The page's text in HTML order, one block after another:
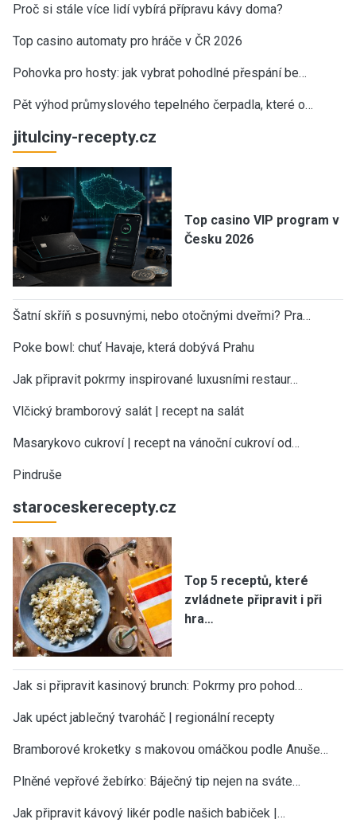
Proč si stále více lidí vybírá přípravu kávy doma?
Top casino automaty pro hráče v ČR 2026
Pohovka pro hosty: jak vybrat pohodlné přespání be…
Pět výhod průmyslového tepelného čerpadla, které o…
jitulciny-recepty.cz
Top casino VIP program v
Česku 2026
Šatní skříň s posuvnými, nebo otočnými dveřmi? Pra…
Poke bowl: chuť Havaje, která dobývá Prahu
Jak připravit pokrmy inspirované luxusními restaur…
Vlčický bramborový salát | recept na salát
Masarykovo cukroví | recept na vánoční cukroví od…
Pindruše
staroceskerecepty.cz
Top 5 receptů, které
zvládnete připravit i při
hra…
Jak si připravit kasinový brunch: Pokrmy pro pohod…
Jak upéct jablečný tvaroháč | regionální recepty
Bramborové kroketky s makovou omáčkou podle Anuše…
Plněné vepřové žebírko: Báječný tip nejen na sváte…
Jak připravit kávový likér podle našich babiček |…